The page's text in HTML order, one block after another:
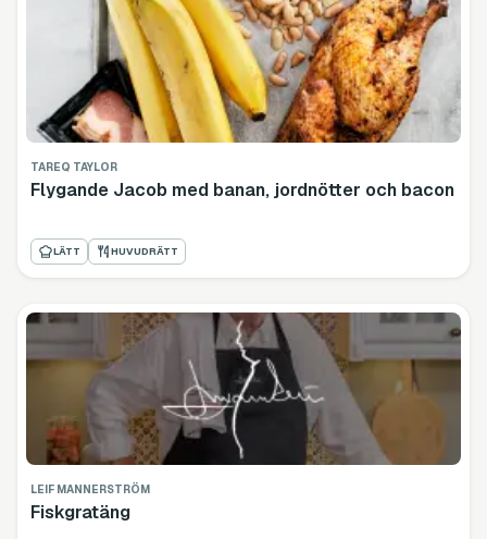
TAREQ TAYLOR
Flygande Jacob med banan, jordnötter och bacon
LÄTT HUVUDRÄTT
LEIF MANNERSTRÖM
Fiskgratäng